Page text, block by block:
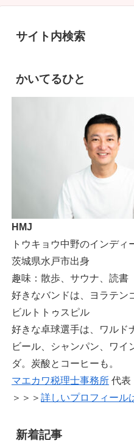
サイト内検索
かいてるひと
HMJ
トウキョウ中野のインディ
茨城県水戸市出身
趣味：散歩、サウナ、読書
好きなバンドは、ヨラテン
ビルトトゥスピル
好きな卓球選手は、ワルド
ビール、シャンパン、ワイ
ダ。炭酸とコーヒーも。
マエカワ税理士事務所 代表
＞＞＞ 詳しいプロフィール
新着記事